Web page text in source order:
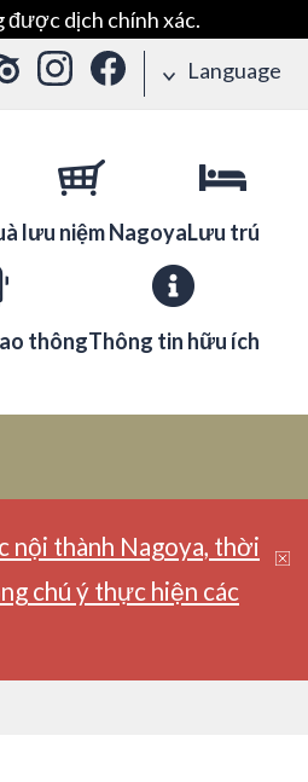
được dịch chính xác.
Language
lưu niệm NagoyaLưu trú
thôngThông tin hữu ích
nội thành Nagoya, thời
chú ý thực hiện các